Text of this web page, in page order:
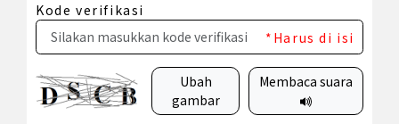
Kode verifikasi
*Harus di isi
Ubah
gambar
Membaca suara